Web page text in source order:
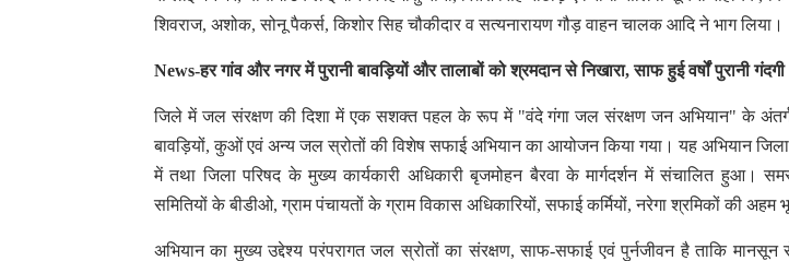
शिवराज, अशोक, सोनू पैकर्स, किशोर सिह चौकीदार व सत्यनारायण गौड़ वाहन चालक आदि ने भाग लिया।
News-हर गांव और नगर में पुरानी बावड़ियों और तालाबों को श्रमदान से निखारा, साफ हुई वर्षों पुरानी गंदगी
जिले में जल संरक्षण की दिशा में एक सशक्त पहल के रूप में "वंदे गंगा जल संरक्षण जन अभियान" के अंतर्गत
बावड़ियों, कुओं एवं अन्य जल स्रोतों की विशेष सफाई अभियान का आयोजन किया गया। यह अभियान
में तथा जिला परिषद के मुख्य कार्यकारी अधिकारी बृजमोहन बैरवा के मार्गदर्शन में संचालित हुआ।
समितियों के बीडीओ, ग्राम पंचायतों के ग्राम विकास अधिकारियों, सफाई कर्मियों, नरेगा श्रमिकों की अहम
अभियान का मुख्य उद्देश्य परंपरागत जल स्रोतों का संरक्षण, साफ-सफाई एवं पुर्नजीवन है ताकि